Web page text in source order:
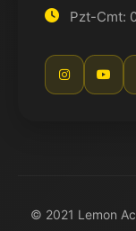
Pzt-Cmt:
© 2021 Lemon